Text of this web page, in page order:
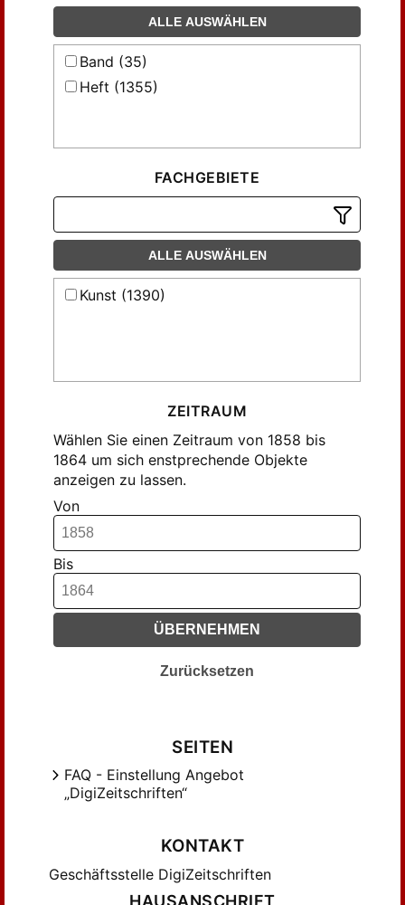
ALLE AUSWÄHLEN
Band (35)
Heft (1355)
FACHGEBIETE
ALLE AUSWÄHLEN
Kunst (1390)
ZEITRAUM
Wählen Sie einen Zeitraum von 1858 bis
1864 um sich enstprechende Objekte
anzeigen zu lassen.
Von
Bis
ÜBERNEHMEN
Zurücksetzen
SEITEN
FAQ - Einstellung Angebot
„DigiZeitschriften“
KONTAKT
Geschäftsstelle DigiZeitschriften
HAUSANSCHRIFT